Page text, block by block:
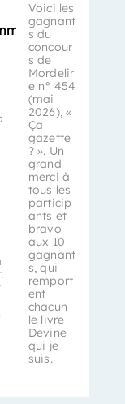
Voici les
gagnant
s du
concour
s de
Mordelir
e n° 454
(mai
2026), «
Ça
gazette
? ». Un
grand
merci à
tous les
particip
ants et
bravo
aux 10
gagnant
s, qui
remport
ent
chacun
le livre
Devine
qui je
suis.